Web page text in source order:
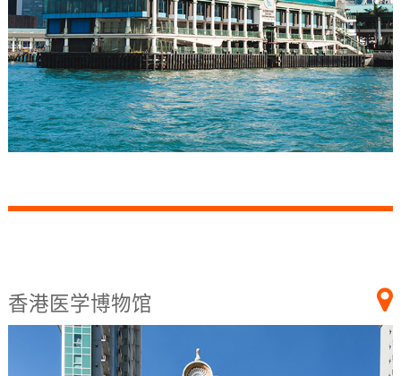
香港医学博物馆